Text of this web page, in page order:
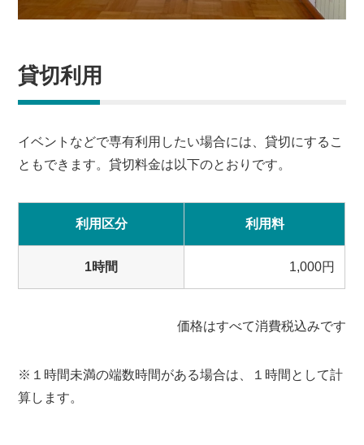
貸切利用
イベントなどで専有利用したい場合には、貸切にするこ
ともできます。貸切料金は以下のとおりです。
利用区分 利用料
1時間 1,000円
価格はすべて消費税込みです
※１時間未満の端数時間がある場合は、１時間として計
算します。